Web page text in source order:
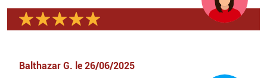
Balthazar G. le 26/06/2025